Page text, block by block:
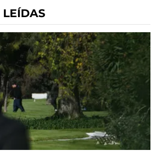
LEÍDAS